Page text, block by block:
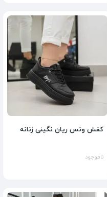
کفش ونس ریان نگینی زنانه
ناموجود